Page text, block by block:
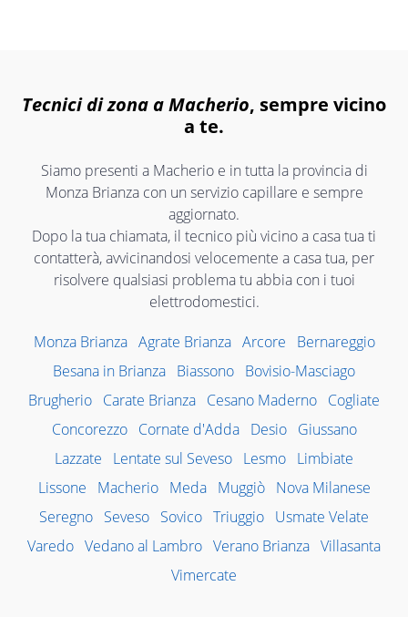
Tecnici di zona a Macherio, sempre vicino
a te.
Siamo presenti a Macherio e in tutta la provincia di
Monza Brianza con un servizio capillare e sempre
aggiornato.
Dopo la tua chiamata, il tecnico più vicino a casa tua ti
contatterà, avvicinandosi velocemente a casa tua, per
risolvere qualsiasi problema tu abbia con i tuoi
elettrodomestici.
Monza Brianza Agrate Brianza Arcore
Bernareggio
Besana in Brianza Biassono Bovisio-Masciago
Brugherio Carate Brianza Cesano Maderno Cogliate
Concorezzo
Cornate d'Adda Desio
Giussano
Lazzate
Lentate sul Seveso Lesmo Limbiate
Lissone
Macherio Meda Muggiò
Nova Milanese
Seregno Seveso Sovico Triuggio Usmate Velate
Varedo Vedano al Lambro Verano Brianza Villasanta
Vimercate